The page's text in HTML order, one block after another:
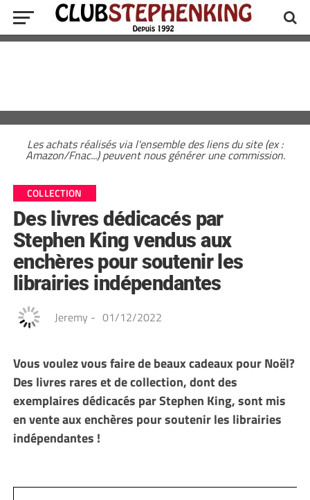
Les achats réalisés via l'ensemble des liens du site (ex :
Amazon/Fnac...) peuvent nous générer une commission.
COLLECTION
Des livres dédicacés par
Stephen King vendus aux
enchères pour soutenir les
librairies indépendantes
Jeremy - 01/12/2022
Vous voulez vous faire de beaux cadeaux pour Noël?
Des livres rares et de collection, dont des
exemplaires dédicacés par Stephen King, sont mis
en vente aux enchères pour soutenir les librairies
indépendantes !